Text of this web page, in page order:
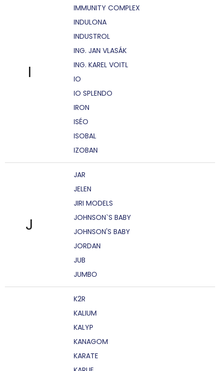
I
IMMUNITY COMPLEX
INDULONA
INDUSTROL
ING. JAN VLASÁK
ING. KAREL VOITL
IO
IO SPLENDO
IRON
ISÉO
ISOBAL
IZOBAN
J
JAR
JELEN
JIRI MODELS
JOHNSON`S BABY
JOHNSON'S BABY
JORDAN
JUB
JUMBO
K2R
KALIUM
KALYP
KANAGOM
KARATE